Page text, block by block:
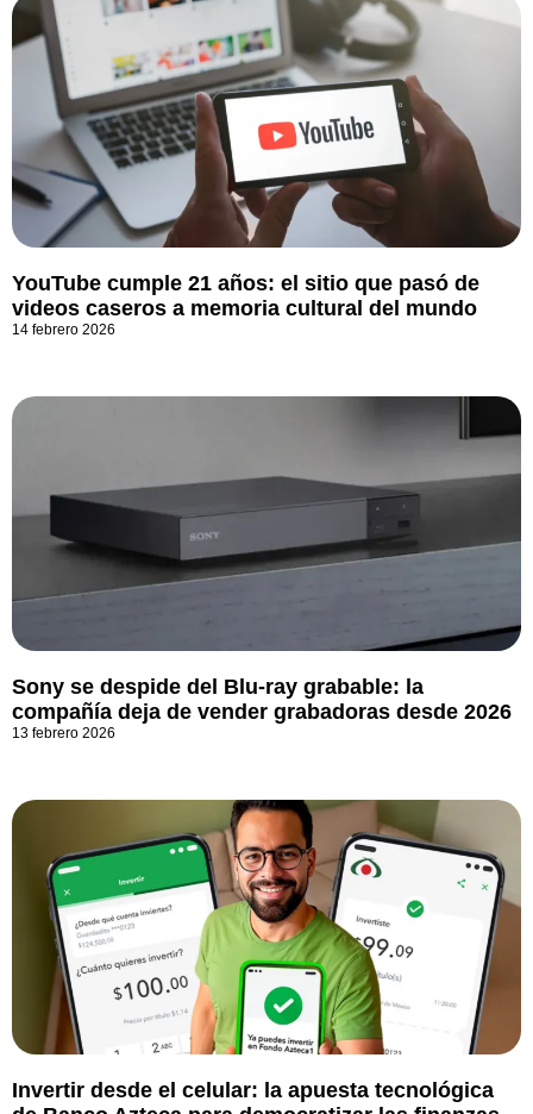
YouTube cumple 21 años: el sitio que pasó de
videos caseros a memoria cultural del mundo
14 febrero 2026
Sony se despide del Blu-ray grabable: la
compañía deja de vender grabadoras desde 2026
13 febrero 2026
Invertir desde el celular: la apuesta tecnológica